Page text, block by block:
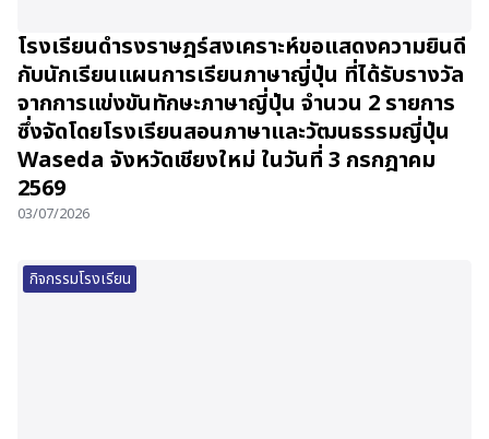
โรงเรียนดำรงราษฎร์สงเคราะห์ขอแสดงความยินดี
กับนักเรียนแผนการเรียนภาษาญี่ปุ่น ที่ได้รับรางวัล
จากการแข่งขันทักษะภาษาญี่ปุ่น จำนวน 2 รายการ
ซึ่งจัดโดยโรงเรียนสอนภาษาและวัฒนธรรมญี่ปุ่น
Waseda จังหวัดเชียงใหม่ ในวันที่ 3 กรกฎาคม
2569
03/07/2026
กิจกรรมโรงเรียน